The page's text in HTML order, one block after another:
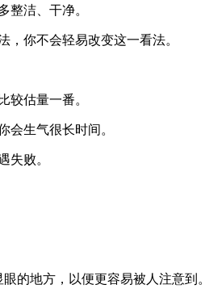
整洁、干净。
，你不会轻易改变这一看法。
较估量一番。
会生气很长时间。
失败。
的地方，以便更容易被人注意到。